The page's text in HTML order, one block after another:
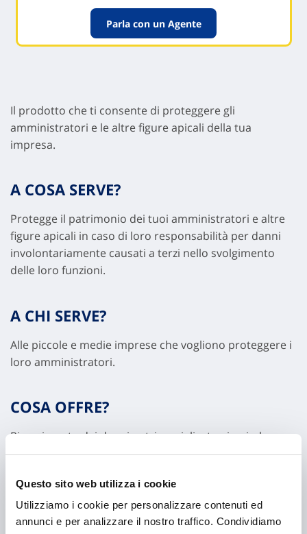
Questo sito web utilizza i cookie
Utilizziamo i cookie per personalizzare contenuti ed
annunci e per analizzare il nostro traffico. Condividiamo
Parla con un Agente
Il prodotto che ti consente di proteggere gli
amministratori e le altre figure apicali della tua
impresa.
A COSA SERVE?
Protegge il patrimonio dei tuoi amministratori e altre
figure apicali in caso di loro responsabilità per danni
involontariamente causati a terzi nello svolgimento
delle loro funzioni.
A CHI SERVE?
Alle piccole e medie imprese che vogliono proteggere i
loro amministratori.
COSA OFFRE?
Risarcimento dei danni patrimoniali a terzi e rimborso
delle spese legali.